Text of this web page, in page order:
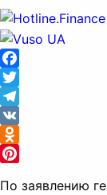
Facebook
Twitter
Telegram
VK
Odnoklassniki
По заявлению